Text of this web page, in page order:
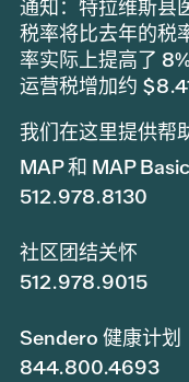
通知：特拉维斯县
税率将比去年的税
率实际上提高了
运营税增加约
我们在这里提供帮
MAP 和 MAP Basic
512.978.8130
社区团结关怀
512.978.9015
Sendero 健康计划
844.800.4693